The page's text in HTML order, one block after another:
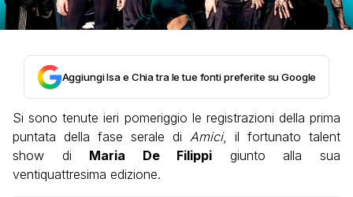
Aggiungi Isa e Chia tra le tue fonti preferite su Google
Si sono tenute ieri pomeriggio le registrazioni della prima
puntata della fase serale di Amici, il fortunato talent
show di Maria De Filippi giunto alla sua
ventiquattresima edizione.